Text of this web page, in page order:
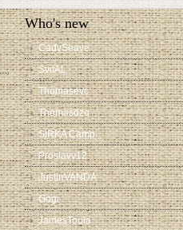
Who's new
CadySeave
SvitAL
Thomasevc
Thomasdzq
SIRKA Camp
Proslavv12
JustinVANDA
Gogi
JamesToula